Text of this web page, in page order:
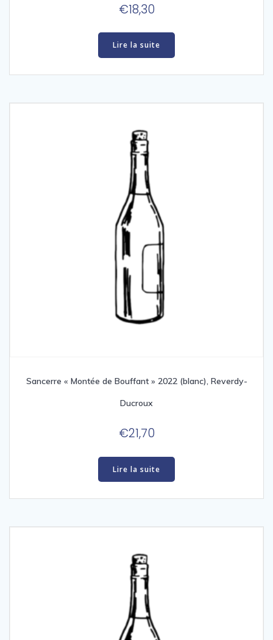
€18,30
Lire la suite
Sancerre « Montée de Bouffant » 2022 (blanc), Reverdy-
Ducroux
€21,70
Lire la suite